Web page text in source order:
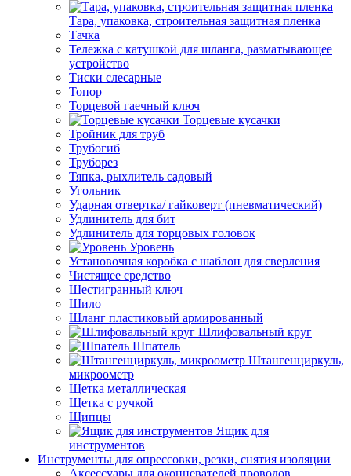
Тара, упаковка, строительная защитная пленка
Тачка
Тележка с катушкой для шланга, разматывающее
устройство
Тиски слесарные
Топор
Торцевой гаечный ключ
Торцевые кусачки
Тройник для труб
Трубогиб
Труборез
Тяпка, рыхлитель садовый
Угольник
Ударная отвертка/ гайковерт (пневматический)
Удлинитель для бит
Удлинитель для торцовых головок
Уровень
Установочная коробка с шаблон для сверления
Чистящее средство
Шестигранный ключ
Шило
Шланг пластиковый армированный
Шлифовальный круг
Шпатель
Штангенциркуль,
микроометр
Щетка металлическая
Щетка с ручкой
Щипцы
Ящик для
инструментов
Инструменты для опрессовки, резки, снятия изоляции
Аксессуары для оконцевателей проводов